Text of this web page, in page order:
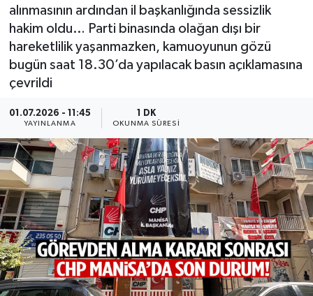
alınmasının ardından il başkanlığında sessizlik
hakim oldu… Parti binasında olağan dışı bir
hareketlilik yaşanmazken, kamuoyunun gözü
bugün saat 18.30’da yapılacak basın açıklamasına
çevrildi
01.07.2026 - 11:45
YAYINLANMA
1 DK
OKUNMA SÜRESI
Resmi İlan
Siyaset
Spor
Türkiye
Yaşam
Son Dakika Haberleri
Haber Arşivi